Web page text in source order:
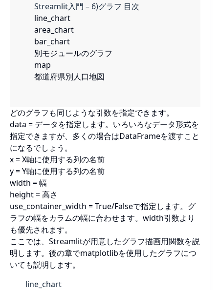
Streamlit入門 – 6)グラフ 目次
line_chart
area_chart
bar_chart
別モジュールのグラフ
map
都道府県別人口地図
どのグラフも同じような引数を指定できます。
data = データを指定します。いろいろなデータ形式を
指定できますが、多くの場合はDataFrameを渡すこと
になるでしょう。
x = X軸に使用する列の名前
y = Y軸に使用する列の名前
width = 幅
height = 高さ
use_container_width = True/Falseで指定します。グ
ラフの幅をカラムの幅に合わせます。width引数より
も優先されます。
ここでは、Streamlitが用意したグラフ描画用関数を説
明します。後の章でmatplotlibを使用したグラフにつ
いても説明します。
line_chart